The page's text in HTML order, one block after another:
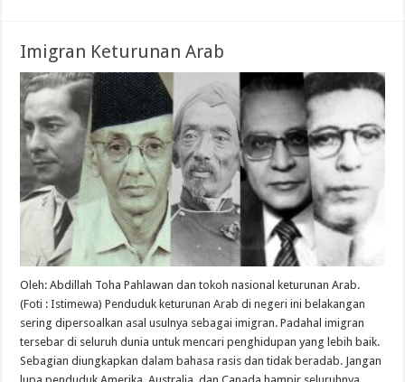
Imigran Keturunan Arab
Oleh: Abdillah Toha Pahlawan dan tokoh nasional keturunan Arab.
(Foti : Istimewa) Penduduk keturunan Arab di negeri ini belakangan
sering dipersoalkan asal usulnya sebagai imigran. Padahal imigran
tersebar di seluruh dunia untuk mencari penghidupan yang lebih baik.
Sebagian diungkapkan dalam bahasa rasis dan tidak beradab. Jangan